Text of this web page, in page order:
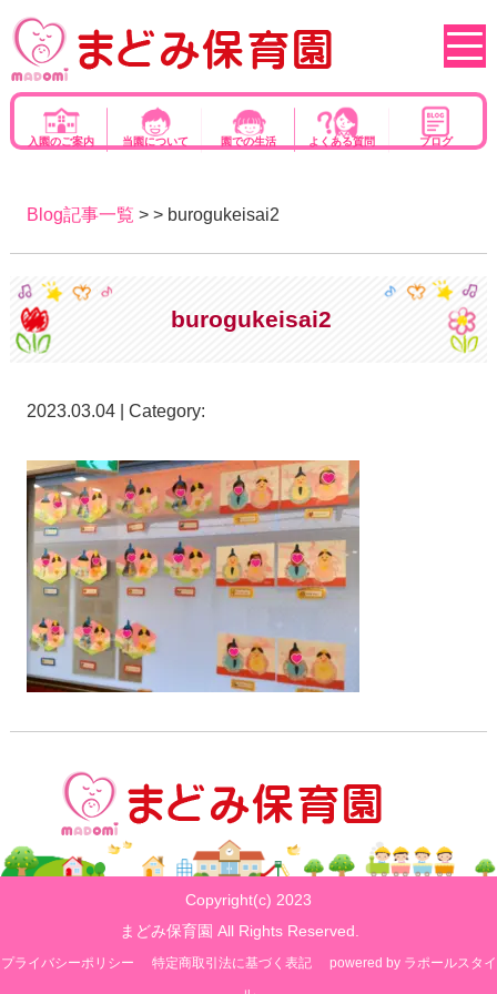
入園のご案内 当園について 園での生活 よくある質問 ブログ
Blog記事一覧 > > burogukeisai2
burogukeisai2
2023.03.04 | Category:
Copyright(c) 2023
まどみ保育園 All Rights Reserved.
プライバシーポリシー 特定商取引法に基づく表記
powered by ラポールスタイ